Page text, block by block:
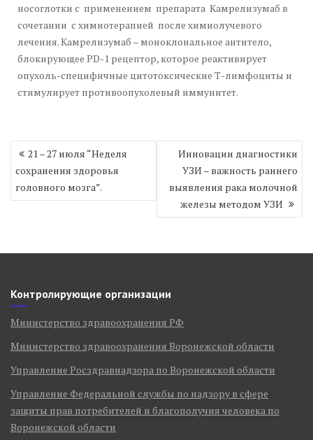
носоглотки с применением препарата Камрелизумаб в
сочетании с химиотерапией после химиолучевого
лечения. Камрелизумаб – моноклональное антитело,
блокирующее PD-1 рецептор, которое реактивирует
опухоль-специфичные цитотоксические Т-лимфоциты и
стимулирует противоопухолевый иммунитет.
Навигация
по
записям
21 – 27 июля “Неделя
сохранения здоровья
головного мозга”.
Инновации диагностики
УЗИ – важность раннего
выявления рака молочной
железы методом УЗИ
Контролирующие организации
Министерство здравоохранения РФ
Министерство здравоохранения Воронежской области
Управление Росздравнадзора по Воронежской области
Управление Федеральной службы по надзору в сфере
защиты прав потребителей и благополучия человека по
Воронежской области